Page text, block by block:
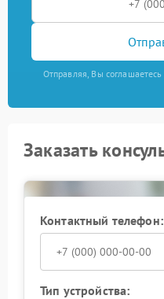
Отправляя, Вы
Заказать
Контактный телефон:
Тип устройства: